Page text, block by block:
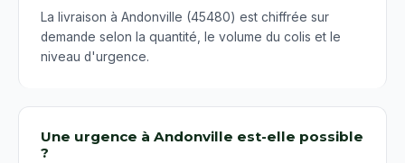
La livraison à Andonville (45480) est chiffrée sur
demande selon la quantité, le volume du colis et le
niveau d'urgence.
Une urgence à Andonville est-elle possible
?